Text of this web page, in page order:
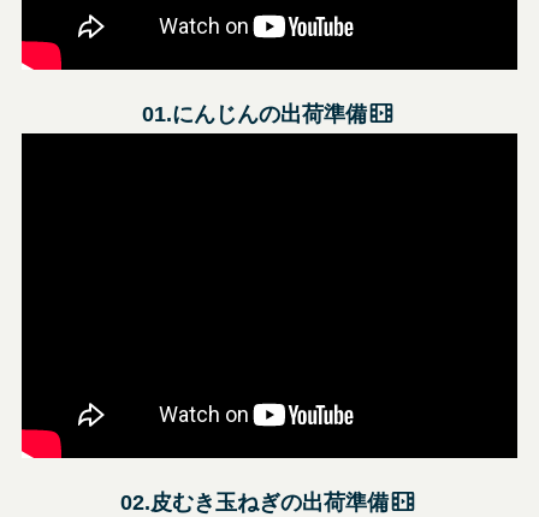
01.にんじんの出荷準備
02.皮むき玉ねぎの出荷準備